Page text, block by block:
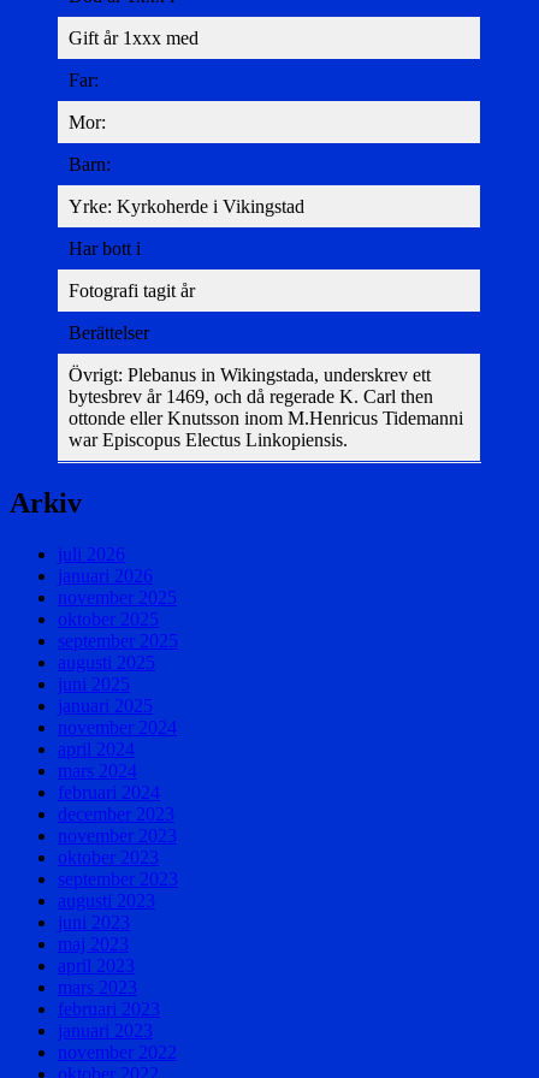
Gift år 1xxx med
Far:
Mor:
Barn:
Yrke: Kyrkoherde i Vikingstad
Har bott i
Fotografi tagit år
Berättelser
Övrigt: Plebanus in Wikingstada, underskrev ett
bytesbrev år 1469, och då regerade K. Carl then
ottonde eller Knutsson inom M.Henricus Tidemanni
war Episcopus Electus Linkopiensis.
Arkiv
juli 2026
januari 2026
november 2025
oktober 2025
september 2025
augusti 2025
juni 2025
januari 2025
november 2024
april 2024
mars 2024
februari 2024
december 2023
november 2023
oktober 2023
september 2023
augusti 2023
juni 2023
maj 2023
april 2023
mars 2023
februari 2023
januari 2023
november 2022
oktober 2022